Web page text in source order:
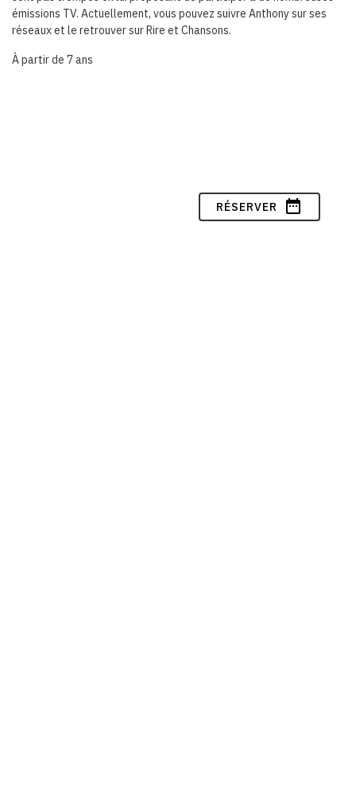
émissions TV. Actuellement, vous pouvez suivre Anthony sur ses
réseaux et le retrouver sur Rire et Chansons.
À partir de 7 ans
RÉSERVER date_range